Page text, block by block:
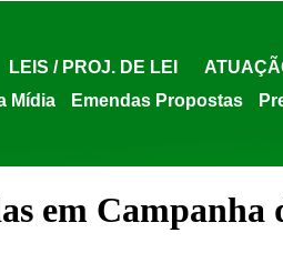
LEIS / PROJ. DE LEI
Mídia
Emendas Propostas
em Campanha